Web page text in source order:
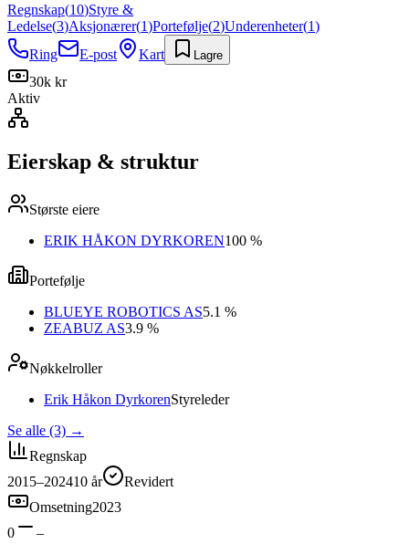
Regnskap(10)Styre &
Ledelse(3)Aksjonærer(1)Portefølje(2)Underenheter(1)
Ring
E-post Kart Lagre
30k kr
Aktiv
Eierskap & struktur
Største eiere
ERIK HÅKON DYRKOREN100 %
Portefølje
BLUEYE ROBOTICS AS5.1 %
ZEABUZ AS3.9 %
Nøkkelroller
Erik Håkon DyrkorenStyreleder
Se alle (3) →
Regnskap
2015–202410 år
Revidert
Omsetning2023
0
–